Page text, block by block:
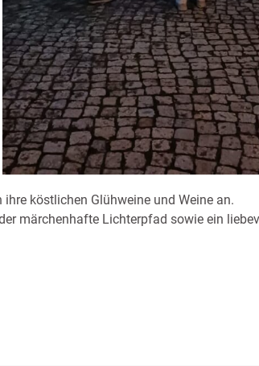
köstlichen Glühweine und Weine an.
märchenhafte Lichterpfad sowie ein